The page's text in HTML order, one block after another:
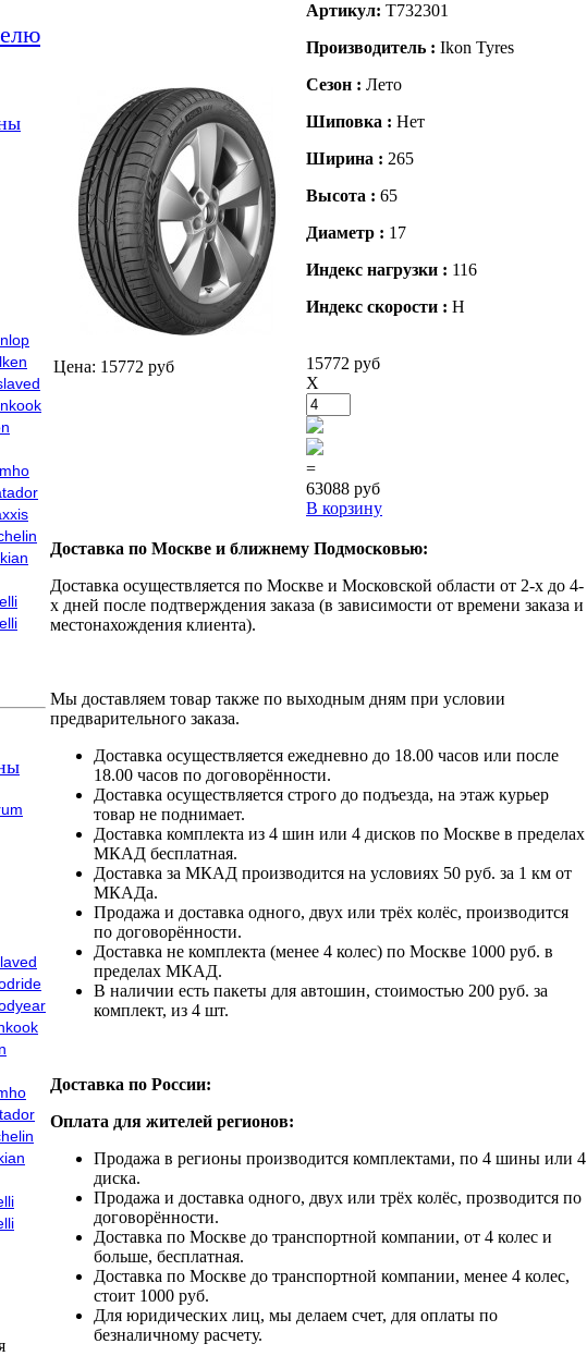
Цена: 15772 руб
Артикул: T732301
Производитель : Ikon Tyres
Сезон : Лето
Шиповка : Нет
Ширина : 265
Высота : 65
Диаметр : 17
Индекс нагрузки : 116
Индекс скорости : H
15772 руб
X
=
63088 руб
В корзину
Доставка по Москве и ближнему Подмосковью:
Доставка осуществляется по Москве и Московской области от 2-х до 4-
х дней после подтверждения заказа (в зависимости от времени заказа и
местонахождения клиента).
Мы доставляем товар также по выходным дням при условии
предварительного заказа.
Доставка осуществляется ежедневно до 18.00 часов или после
18.00 часов по договорённости.
Доставка осуществляется строго до подъезда, на этаж курьер
товар не поднимает.
Доставка комплекта из 4 шин или 4 дисков по Москве в пределах
МКАД бесплатная.
Доставка за МКАД производится на условиях 50 руб. за 1 км от
МКАДа.
Продажа и доставка одного, двух или трёх колёс, производится
по договорённости.
Доставка не комплекта (менее 4 колес) по Москве 1000 руб. в
пределах МКАД.
В наличии есть пакеты для автошин, стоимостью 200 руб. за
комплект, из 4 шт.
Доставка по России:
Оплата для жителей регионов:
Продажа в регионы производится комплектами, по 4 шины или 4
диска.
Продажа и доставка одного, двух или трёх колёс, прозводится по
договорённости.
Доставка по Москве до транспортной компании, от 4 колес и
больше, бесплатная.
Доставка по Москве до транспортной компании, менее 4 колес,
стоит 1000 руб.
Для юридических лиц, мы делаем счет, для оплаты по
безналичному расчету.